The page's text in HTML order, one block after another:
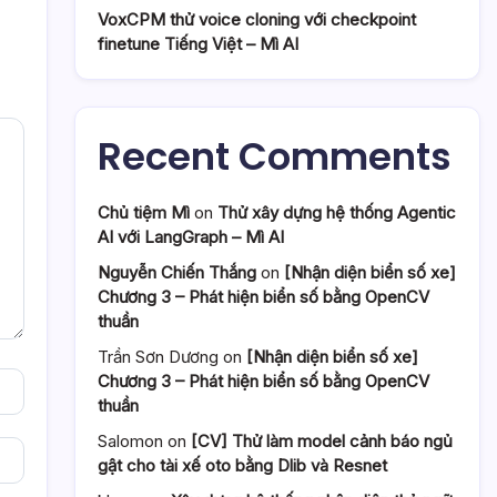
VoxCPM thử voice cloning với checkpoint
finetune Tiếng Việt – Mì AI
Recent Comments
Chủ tiệm Mì on Thử xây dựng hệ thống Agentic
AI với LangGraph – Mì AI
Nguyễn Chiến Thắng on [Nhận diện biển số xe]
Chương 3 – Phát hiện biển số bằng OpenCV
thuần
Trần Sơn Dương on [Nhận diện biển số xe]
Chương 3 – Phát hiện biển số bằng OpenCV
thuần
Salomon on [CV] Thử làm model cảnh báo ngủ
gật cho tài xế oto bằng Dlib và Resnet